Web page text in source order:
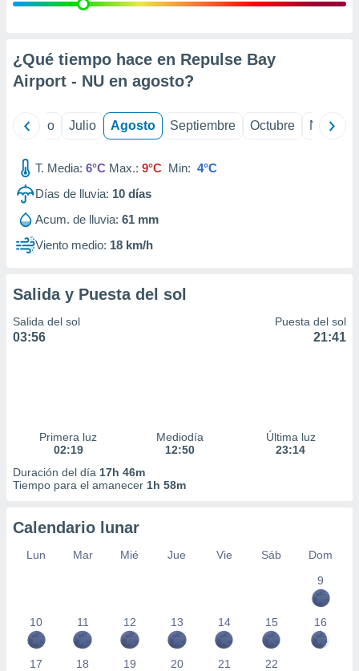
e
mediante
de
1199
¿Qué tiempo hace en Repulse Bay
Airport - NU en agosto?
Junio Julio Agosto Septiembre Octubre
T. Media: 6°C Max.: 9°C Min: 4°C
Días de lluvia: 10 días
Acum. de lluvia: 61 mm
Viento medio: 18 km/h
Salida y Puesta del sol
Salida del sol
03:56
Puesta del sol
21:41
Primera luz
02:19
Mediodía
12:50
Última luz
23:14
Duración del día 17h 46m
Tiempo para el amanecer 1h 58m
Calendario lunar
Lun Mar Mié Jue Vie Sáb
Dom
9
10 11 12 13 14 15 16
17 18 19 20 21 22